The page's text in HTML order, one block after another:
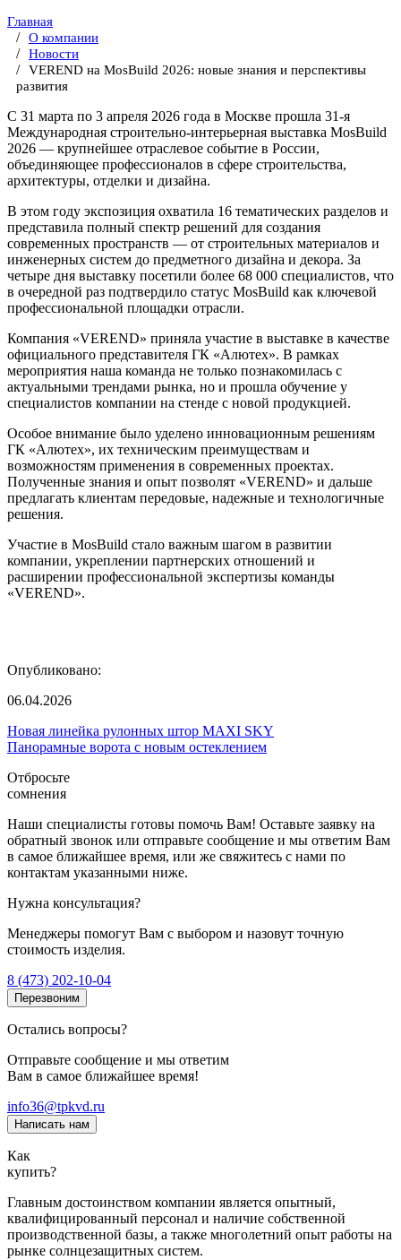
Главная
О компании
Новости
VEREND на MosBuild 2026: новые знания и перспективы
развития
С 31 марта по 3 апреля 2026 года в Москве прошла 31-я
Международная строительно-интерьерная выставка MosBuild
2026 — крупнейшее отраслевое событие в России,
объединяющее профессионалов в сфере строительства,
архитектуры, отделки и дизайна.
В этом году экспозиция охватила 16 тематических разделов и
представила полный спектр решений для создания
современных пространств — от строительных материалов и
инженерных систем до предметного дизайна и декора. За
четыре дня выставку посетили более 68 000 специалистов, что
в очередной раз подтвердило статус MosBuild как ключевой
профессиональной площадки отрасли.
Компания «VEREND» приняла участие в выставке в качестве
официального представителя ГК «Алютех». В рамках
мероприятия наша команда не только познакомилась с
актуальными трендами рынка, но и прошла обучение у
специалистов компании на стенде с новой продукцией.
Особое внимание было уделено инновационным решениям
ГК «Алютех», их техническим преимуществам и
возможностям применения в современных проектах.
Полученные знания и опыт позволят «VEREND» и дальше
предлагать клиентам передовые, надежные и технологичные
решения.
Участие в MosBuild стало важным шагом в развитии
компании, укреплении партнерских отношений и
расширении профессиональной экспертизы команды
«VEREND».
Опубликовано:
06.04.2026
Новая линейка рулонных штор MAXI SKY
Панорамные ворота с новым остеклением
Отбросьте
сомнения
Наши специалисты готовы помочь Вам! Оставьте заявку на
обратный звонок или отправьте сообщение и мы ответим Вам
в самое ближайшее время, или же свяжитесь с нами по
контактам указанными ниже.
Нужна консультация?
Менеджеры помогут Вам с выбором и назовут точную
стоимость изделия.
8 (473) 202-10-04
Перезвоним
Остались вопросы?
Отправьте сообщение и мы ответим
Вам в самое ближайшее время!
info36@tpkvd.ru
Написать нам
Как
купить?
Главным достоинством компании является опытный,
квалифицированный персонал и наличие собственной
производственной базы, а также многолетний опыт работы на
рынке солнцезащитных систем.